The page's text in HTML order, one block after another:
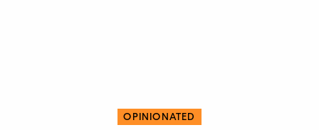
OPINIONATED